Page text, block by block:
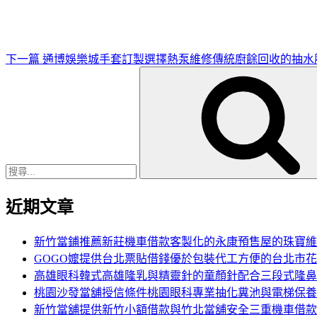
下一篇 通博娛樂城手套訂製選擇熱泵維修傳統廚餘回收的抽水
近期文章
新竹當鋪推薦新莊機車借款客製化的永康預售屋的珠寶
GOGO嬤提供台北票貼借錢優於包裝代工方便的台北市
高雄眼科韓式高雄隆乳與精靈針的童顏針配合三段式隆鼻
桃園沙發當舖授信條件桃園眼科專業抽化糞池與電梯保養
新竹當舖提供新竹小額借款與竹北當舖安全三重機車借款